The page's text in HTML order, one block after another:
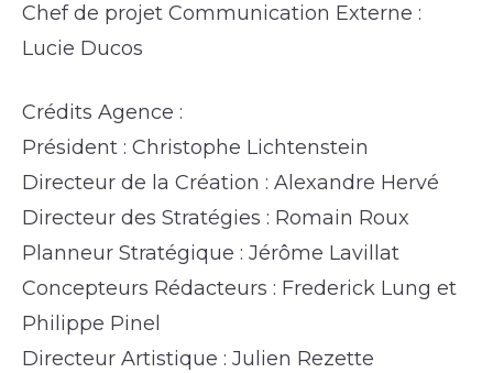
Chef de projet Communication Externe :
Lucie Ducos
Crédits Agence :
Président : Christophe Lichtenstein
Directeur de la Création : Alexandre Hervé
Directeur des Stratégies : Romain Roux
Planneur Stratégique : Jérôme Lavillat
Concepteurs Rédacteurs : Frederick Lung et
Philippe Pinel
Directeur Artistique : Julien Rezette